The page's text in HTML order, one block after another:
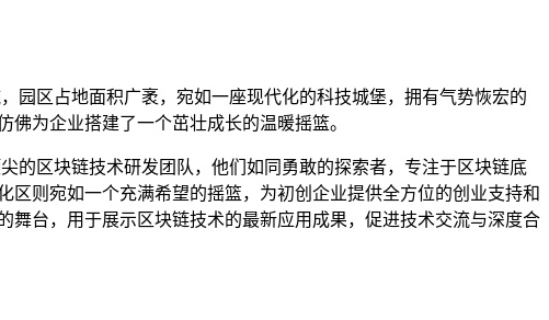
园区占地面积广袤，宛如一座现代化的科技城堡，拥有气势恢宏的
为企业搭建了一个茁壮成长的温暖摇篮。
的区块链技术研发团队，他们如同勇敢的探索者，专注于区块链底
则宛如一个充满希望的摇篮，为初创企业提供全方位的创业支持和
台，用于展示区块链技术的最新应用成果，促进技术交流与深度合